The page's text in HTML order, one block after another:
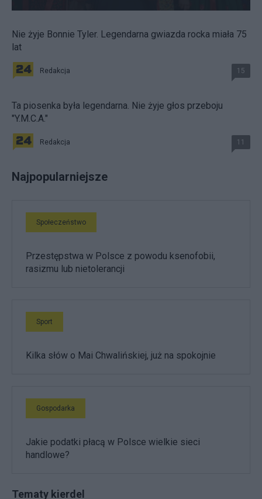
Nie żyje Bonnie Tyler. Legendarna gwiazda rocka miała 75
lat
Redakcja 15
Ta piosenka była legendarna. Nie żyje głos przeboju
"Y.M.C.A."
Redakcja 11
Najpopularniejsze
Społeczeństwo
Przestępstwa w Polsce z powodu ksenofobii,
rasizmu lub nietolerancji
Sport
Kilka słów o Mai Chwalińskiej, już na spokojnie
Gospodarka
Jakie podatki płacą w Polsce wielkie sieci
handlowe?
Tematy kierdel